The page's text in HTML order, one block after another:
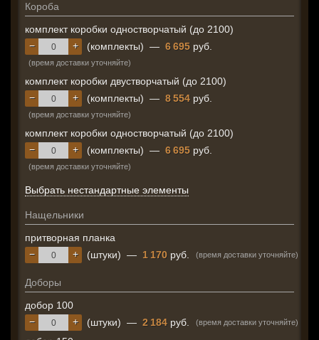
Короба
комплект коробки одностворчатый (до 2100)
+
− (комплекты) — 6 695 руб.
(время доставки уточняйте)
комплект коробки двустворчатый (до 2100)
+
− (комплекты) — 8 554 руб.
(время доставки уточняйте)
комплект коробки одностворчатый (до 2100)
+
− (комплекты) — 6 695 руб.
(время доставки уточняйте)
Выбрать нестандартные элементы
Нащельники
притворная планка
+
− (штуки) — 1 170 руб. (время доставки уточняйте)
Доборы
добор 100
+
− (штуки) — 2 184 руб. (время доставки уточняйте)